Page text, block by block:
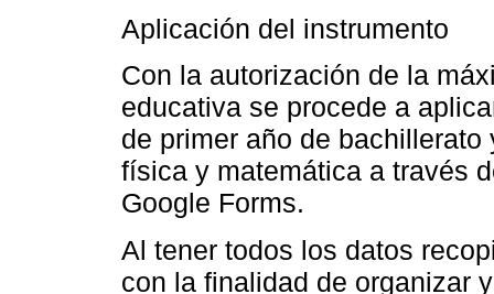
Aplicación del instrumento
Con la autorización de la
educativa se procede a
de primer año de
física y matemática a través
Google Forms.
Al tener todos los datos
con la finalidad de organizar